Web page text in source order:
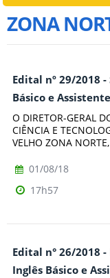
ZONA
Edital nº 29/2018
Básico e
O DIRETOR-GERAL
CIÊNCIA E
VELHO ZONA
01/08/18
17h57
Edital n° 26/2018
Inglês Básico e